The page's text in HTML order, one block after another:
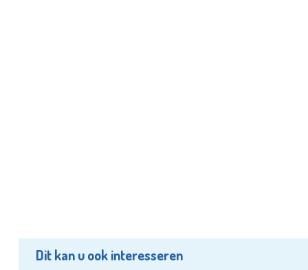
Dit kan u ook interesseren